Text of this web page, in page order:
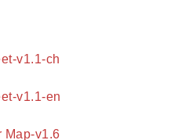
v1.1-ch
v1.1-en
Map-v1.6